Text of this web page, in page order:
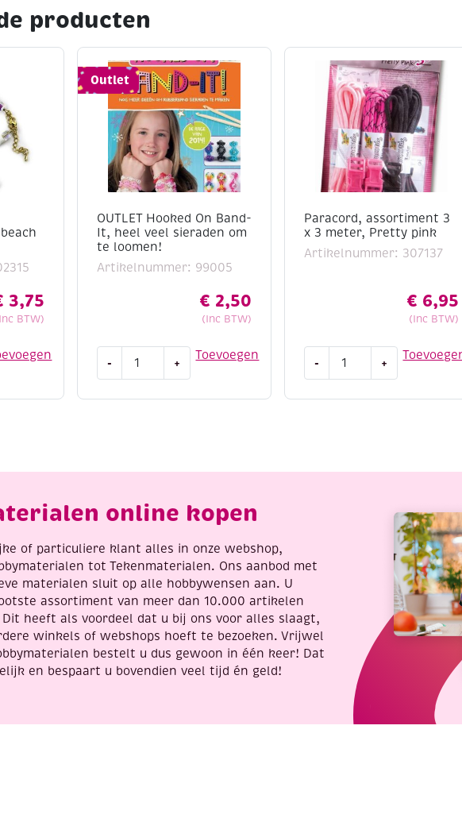
producten
3,75
BTW)
Outlet
OUTLET Hooked On Band-
It, heel veel sieraden om
te loomen!
Artikelnummer: 99005
€ 2,50
(Inc BTW)
Toevoegen
-
Hooked
sieraden
te
aantal
+
Paracord, assortiment 3
x 3 meter, Pretty pink
Artikelnummer: 307137
€ 6,95
(Inc BTW)
-
assortiment
pink
+
online kopen
of particuliere klant alles in onze webshop,
tot Tekenmaterialen. Ons aanbod met
materialen sluit op alle hobbywensen aan. U
assortiment van meer dan 10.000 artikelen
Dit heeft als voordeel dat u bij ons voor alles slaagt,
winkels of webshops hoeft te bezoeken. Vrijwel
bestelt u dus gewoon in één keer! Dat
en bespaart u bovendien veel tijd én geld!